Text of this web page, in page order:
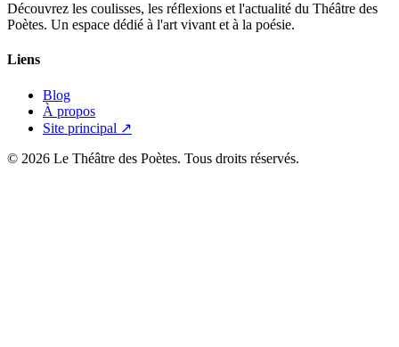
Découvrez les coulisses, les réflexions et l'actualité du Théâtre des
Poètes. Un espace dédié à l'art vivant et à la poésie.
Liens
Blog
À propos
Site principal ↗
© 2026 Le Théâtre des Poètes. Tous droits réservés.